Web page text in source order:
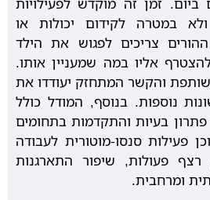
במטרה לקידום יכולות או
ההורים צריכים לפגוש את הילד
אליו במה שמעניין אותו.
והקשר המתחזק יעודדו את
נוספות. בנוסף, המודל כולל
בעיות והתקדמות בתחומים
פעילות סנסו-מוטורית לעבודה
רצף פעולות, שיפור התארגנות
ומרחבית.